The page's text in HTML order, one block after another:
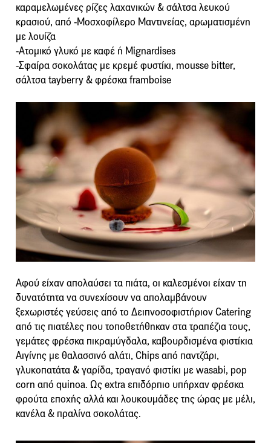
καραμελωμένες ρίζες λαχανικών & σάλτσα λευκού
κρασιού, από -Μοσχοφίλερο Μαντινείας, αρωματισμένη
με λουίζα
-Ατομικό γλυκό με καφέ ή Mignardises
-Σφαίρα σοκολάτας με κρεμέ φυστίκι, mousse bitter,
σάλτσα tayberry & φρέσκα framboise
Αφού είχαν απολαύσει τα πιάτα, οι καλεσμένοι είχαν τη
δυνατότητα να συνεχίσουν να απολαμβάνουν
ξεχωριστές γεύσεις από το Δειπνοσοφιστήριον Catering
από τις πιατέλες που τοποθετήθηκαν στα τραπέζια τους,
γεμάτες φρέσκα πικραμύγδαλα, καβουρδισμένα φιστίκια
Αιγίνης με θαλασσινό αλάτι, Chips από παντζάρι,
γλυκοπατάτα & γαρίδα, τραγανό φιστίκι με wasabi, pop
corn από quinoa. Ως extra επιδόρπιο υπήρχαν φρέσκα
φρούτα εποχής αλλά και λουκουμάδες της ώρας με μέλι,
κανέλα & πραλίνα σοκολάτας.